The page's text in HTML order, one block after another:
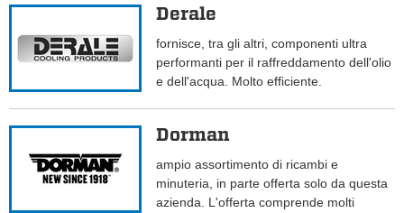
Derale
fornisce, tra gli altri, componenti ultra
performanti per il raffreddamento dell'olio
e dell'acqua. Molto efficiente.
Dorman
ampio assortimento di ricambi e
minuteria, in parte offerta solo da questa
azienda. L'offerta comprende molti